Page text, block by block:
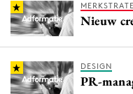
Nieuw
DESIGN
PR-